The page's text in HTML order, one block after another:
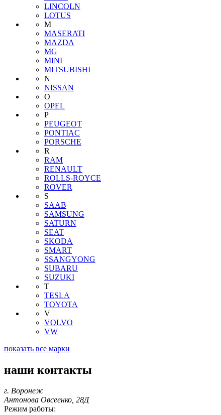
LINCOLN
LOTUS
M
MASERATI
MAZDA
MG
MINI
MITSUBISHI
N
NISSAN
O
OPEL
P
PEUGEOT
PONTIAC
PORSCHE
R
RAM
RENAULT
ROLLS-ROYCE
ROVER
S
SAAB
SAMSUNG
SATURN
SEAT
SKODA
SMART
SSANGYONG
SUBARU
SUZUKI
T
TESLA
TOYOTA
V
VOLVO
VW
показать все марки
наши контакты
г. Воронеж
Антонова Овсеенко, 28Д
Режим работы: